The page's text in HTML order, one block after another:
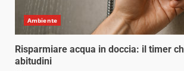
Ambiente
Risparmiare acqua in doccia: il timer
abitudini